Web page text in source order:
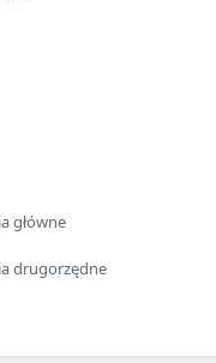
główne
drugorzędne